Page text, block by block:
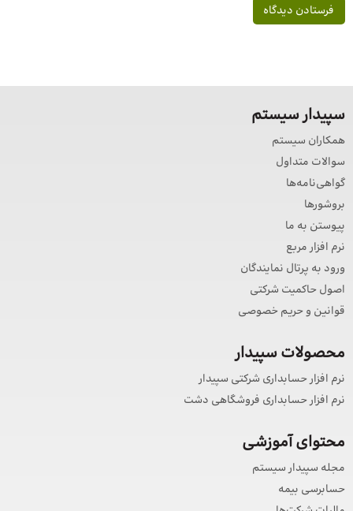
سپیدار سیستم
همکاران سیستم
سوالات متداول
گواهی‌نامه‌ها
بروشورها
پیوستن به ما
نرم افزار مربع
ورود به پرتال نمایندگان
اصول حاکمیت شرکتی
قوانین و حریم خصوصی
محصولات سپیدار
نرم افزار حسابداری شرکتی سپیدار
نرم افزار حسابداری فروشگاهی دشت
محتوای آموزشی
مجله سپیدار سیستم
حسابرسی بیمه